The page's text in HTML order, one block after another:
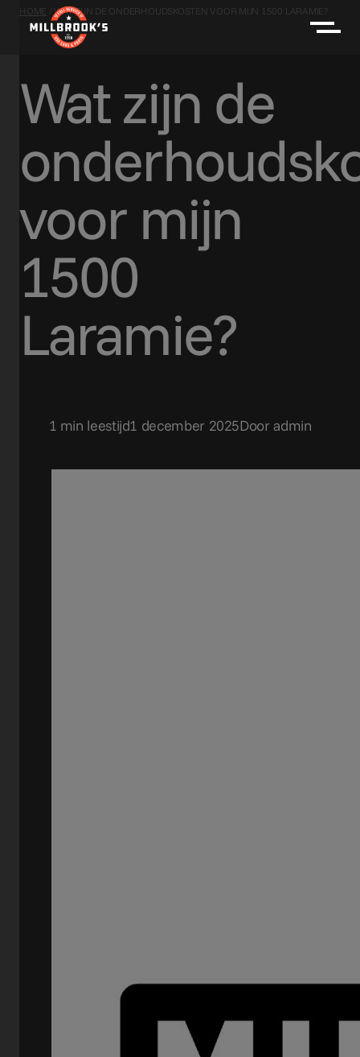
HOME /WAT ZIJN DE ONDERHOUDSKOSTEN VOOR MIJN 1500 LARAMIE?
Wat zijn de
voor mijn
1500
Laramie?
1 min leestijd1 december 2025Door admin